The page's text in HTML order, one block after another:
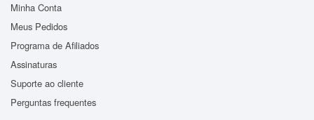
Minha Conta
Meus Pedidos
Programa de Afiliados
Assinaturas
Suporte ao cliente
Perguntas frequentes